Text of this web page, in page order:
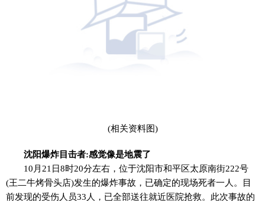
(相关资料图)
沈阳爆炸目击者:感觉像是地震了
10月21日8时20分左右，位于沈阳市和平区太原南街222号
(王二牛烤骨头店)发生的爆炸事故，已确定的现场死者一人。目
前发现的受伤人员33人，已全部送往就近医院抢救。此次事故的